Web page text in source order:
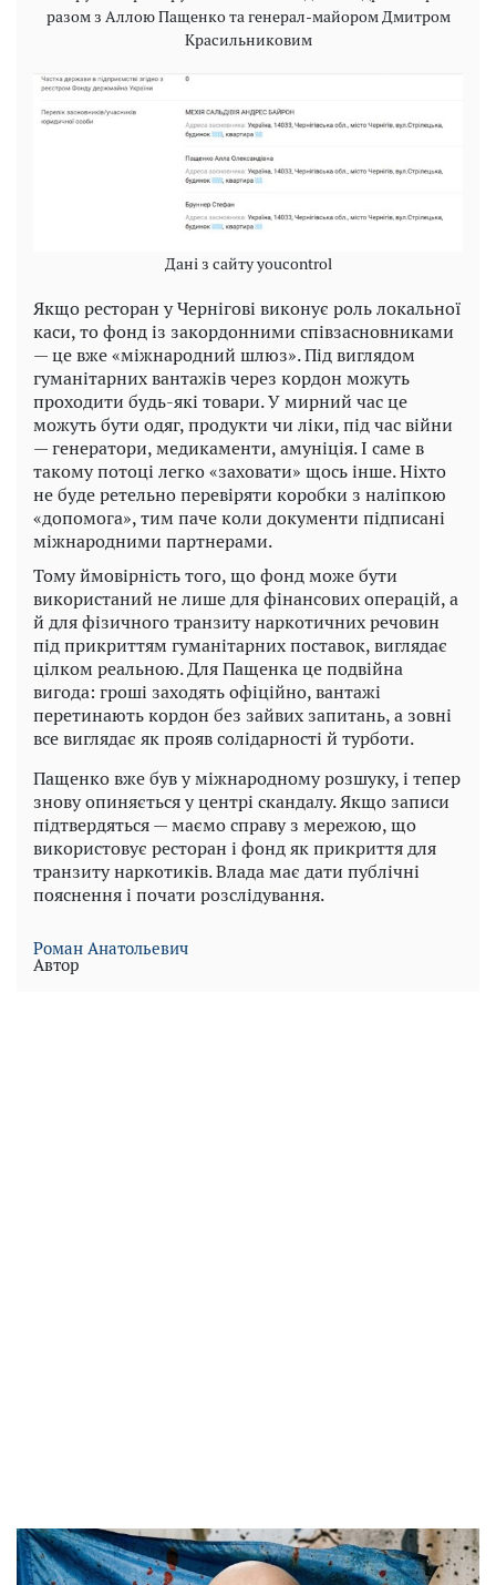
разом з Аллою Пащенко та генерал-майором Дмитром
Красильниковим
Дані з сайту youcontrol
Якщо ресторан у Чернігові виконує роль локальної
каси, то фонд із закордонними співзасновниками
— це вже «міжнародний шлюз». Під виглядом
гуманітарних вантажів через кордон можуть
проходити будь-які товари. У мирний час це
можуть бути одяг, продукти чи ліки, під час війни
— генератори, медикаменти, амуніція. І саме в
такому потоці легко «заховати» щось інше. Ніхто
не буде ретельно перевіряти коробки з наліпкою
«допомога», тим паче коли документи підписані
міжнародними партнерами.
Тому ймовірність того, що фонд може бути
використаний не лише для фінансових операцій, а
й для фізичного транзиту наркотичних речовин
під прикриттям гуманітарних поставок, виглядає
цілком реальною. Для Пащенка це подвійна
вигода: гроші заходять офіційно, вантажі
перетинають кордон без зайвих запитань, а зовні
все виглядає як прояв солідарності й турботи.
Пащенко вже був у міжнародному розшуку, і тепер
знову опиняється у центрі скандалу. Якщо записи
підтвердяться — маємо справу з мережою, що
використовує ресторан і фонд як прикриття для
транзиту наркотиків. Влада має дати публічні
пояснення і почати розслідування.
Роман Анатольевич
Автор